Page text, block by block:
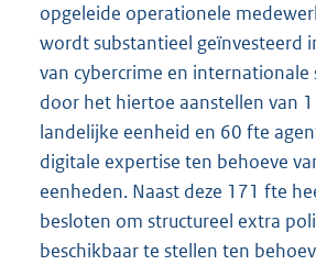
opgeleide operationele
wordt substantieel geïnvesteerd
van cybercrime en
door het hiertoe aanstellen van
landelijke eenheid en 60 fte
digitale expertise ten behoeve
eenheden. Naast deze 171 fte
besloten om structureel extra
beschikbaar te stellen ten